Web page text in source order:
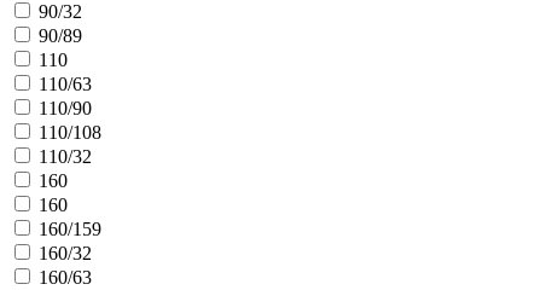
90/32
90/89
110
110/63
110/90
110/108
110/32
160
160
160/159
160/32
160/63